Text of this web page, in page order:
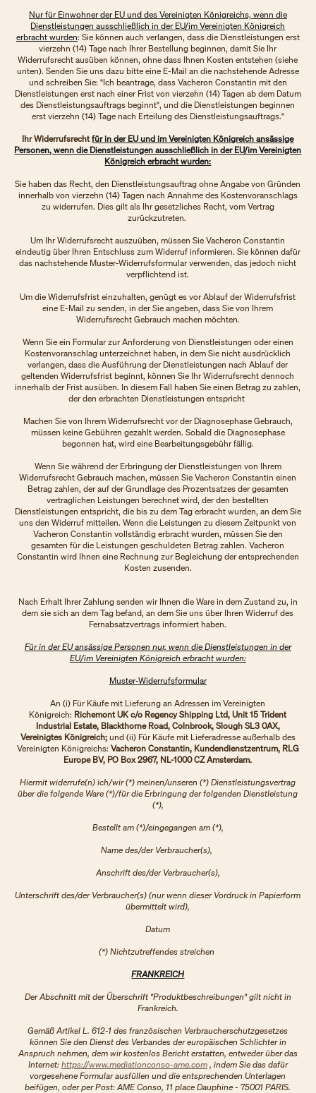
Nur für Einwohner der EU und des Vereinigten Königreichs, wenn die
Dienstleistungen ausschließlich in der EU/im Vereinigten Königreich
erbracht wurden: Sie können auch verlangen, dass die Dienstleistungen erst
vierzehn (14) Tage nach Ihrer Bestellung beginnen, damit Sie Ihr
Widerrufsrecht ausüben können, ohne dass Ihnen Kosten entstehen (siehe
unten). Senden Sie uns dazu bitte eine E-Mail an die nachstehende Adresse
und schreiben Sie: "Ich beantrage, dass Vacheron Constantin mit den
Dienstleistungen erst nach einer Frist von vierzehn (14) Tagen ab dem Datum
des Dienstleistungsauftrags beginnt", und die Dienstleistungen beginnen
erst vierzehn (14) Tage nach Erteilung des Dienstleistungsauftrags."
Ihr Widerrufsrechtfür in der EU und im Vereinigten Königreich ansässige
Personen, wenn die Dienstleistungen ausschließlich in der EU/im Vereinigten
Königreich erbracht wurden:
Sie haben das Recht, den Dienstleistungsauftrag ohne Angabe von Gründen
innerhalb von vierzehn (14) Tagen nach Annahme des Kostenvoranschlags
zu widerrufen. Dies gilt als Ihr gesetzliches Recht, vom Vertrag
zurückzutreten.
Um Ihr Widerrufsrecht auszuüben, müssen Sie Vacheron Constantin
eindeutig über Ihren Entschluss zum Widerruf informieren. Sie können dafür
das nachstehende Muster-Widerrufsformular verwenden, das jedoch nicht
verpflichtend ist.
Um die Widerrufsfrist einzuhalten, genügt es vor Ablauf der Widerrufsfrist
eine E-Mail zu senden, in der Sie angeben, dass Sie von Ihrem
Widerrufsrecht Gebrauch machen möchten.
Wenn Sie ein Formular zur Anforderung von Dienstleistungen oder einen
Kostenvoranschlag unterzeichnet haben, in dem Sie nicht ausdrücklich
verlangen, dass die Ausführung der Dienstleistungen nach Ablauf der
geltenden Widerrufsfrist beginnt, können Sie Ihr Widerrufsrecht dennoch
innerhalb der Frist ausüben. In diesem Fall haben Sie einen Betrag zu zahlen,
der den erbrachten Dienstleistungen entspricht
Machen Sie von Ihrem Widerrufsrecht vor der Diagnosephase Gebrauch,
müssen keine Gebühren gezahlt werden. Sobald die Diagnosephase
begonnen hat, wird eine Bearbeitungsgebühr fällig.
Wenn Sie während der Erbringung der Dienstleistungen von Ihrem
Widerrufsrecht Gebrauch machen, müssen Sie Vacheron Constantin einen
Betrag zahlen, der auf der Grundlage des Prozentsatzes der gesamten
vertraglichen Leistungen berechnet wird, der den bestellten
Dienstleistungen entspricht, die bis zu dem Tag erbracht wurden, an dem Sie
uns den Widerruf mitteilen. Wenn die Leistungen zu diesem Zeitpunkt von
Vacheron Constantin vollständig erbracht wurden, müssen Sie den
gesamten für die Leistungen geschuldeten Betrag zahlen. Vacheron
Constantin wird Ihnen eine Rechnung zur Begleichung der entsprechenden
Kosten zusenden.
Nach Erhalt Ihrer Zahlung senden wir Ihnen die Ware in dem Zustand zu, in
dem sie sich an dem Tag befand, an dem Sie uns über Ihren Widerruf des
Fernabsatzvertrags informiert haben.
Für in der EU ansässige Personen nur, wenn die Dienstleistungen in der
EU/im Vereinigten Königreich erbracht wurden:
Muster-Widerrufsformular
An (i) Für Käufe mit Lieferung an Adressen im Vereinigten
Königreich: Richemont UK c/o Regency Shipping Ltd, Unit 15 Trident
Industrial Estate, Blackthorne Road, Colnbrook, Slough SL3 0AX,
Vereinigtes Königreich;und (ii) Für Käufe mit Lieferadresse außerhalb des
Vereinigten Königreichs: Vacheron Constantin, Kundendienstzentrum, RLG
Europe BV, PO Box 2967, NL-1000 CZ Amsterdam.
Hiermit widerrufe(n) ich/wir (*) meinen/unseren (*) Dienstleistungsvertrag
über die folgende Ware (*)/für die Erbringung der folgenden Dienstleistung
(*),
Bestellt am (*)/eingegangen am (*),
Name des/der Verbraucher(s),
Anschrift des/der Verbraucher(s),
Unterschrift des/der Verbraucher(s) (nur wenn dieser Vordruck in Papierform
übermittelt wird),
Datum
(*) Nichtzutreffendes streichen
FRANKREICH
Der Abschnitt mit der Überschrift "Produktbeschreibungen" gilt nicht in
Frankreich.
Gemäß Artikel L. 612-1 des französischen Verbraucherschutzgesetzes
können Sie den Dienst des Verbandes der europäischen Schlichter in
Anspruch nehmen, dem wir kostenlos Bericht erstatten, entweder über das
Internet: https://www.mediationconso-ame.com, indem Sie das dafür
vorgesehene Formular ausfüllen und die entsprechenden Unterlagen
beifügen, oder per Post: AME Conso, 11 place Dauphine - 75001 PARIS.